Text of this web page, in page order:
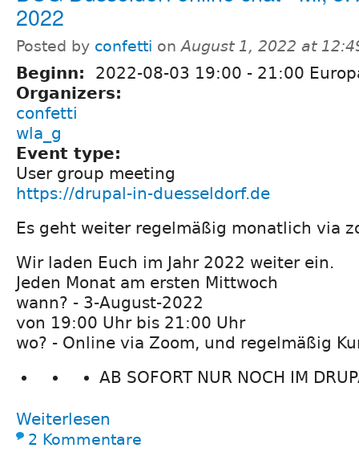
2022
Posted by confetti onAugust 1, 2022 at
Beginn: 2022-08-03 19:00 - 21:00
Organizers:
confetti
wla_g
Event type:
User group meeting
https://drupal-in-duesseldorf.de
Es geht weiter regelmäßig monatlich via
Wir laden Euch im Jahr 2022 weiter ein.
Jeden Monat am ersten Mittwoch
wann? - 3-August-2022
von 19:00 Uhr bis 21:00 Uhr
wo? - Online via Zoom, und regelmäßig
AB SOFORT NUR NOCH IM
Weiterlesen
2 Kommentare